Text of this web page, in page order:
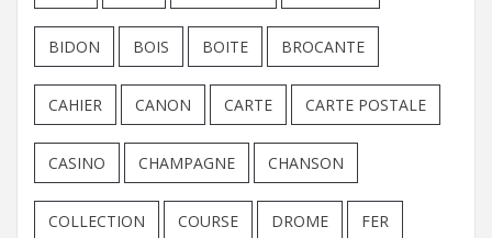
BIDON BOIS BOITE BROCANTE
CAHIER CANON CARTE CARTE POSTALE
CASINO CHAMPAGNE CHANSON
COLLECTION COURSE DROME FER